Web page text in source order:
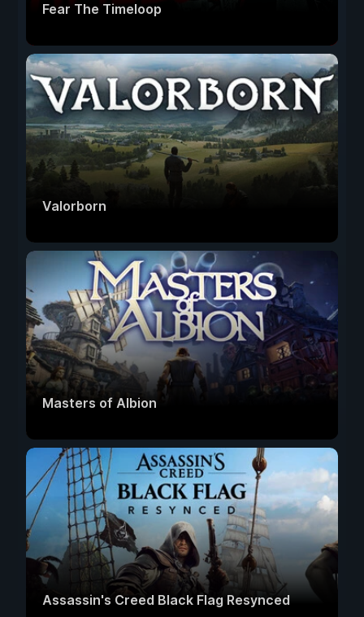
Fear The Timeloop
Valorborn
Masters of Albion
Assassin's Creed Black Flag Resynced